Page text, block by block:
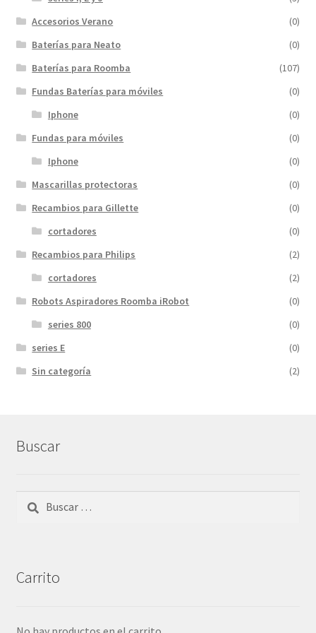
Accesorios Verano
(0)
Baterías para Neato
(0)
Baterías para Roomba
(107)
Fundas Baterías para móviles
(0)
Iphone
(0)
Fundas para móviles
(0)
Iphone
(0)
Mascarillas protectoras
(0)
Recambios para Gillette
(0)
cortadores
(0)
Recambios para Philips
(2)
cortadores
(2)
Robots Aspiradores Roomba iRobot
(0)
series 800
(0)
series E
(0)
Sin categoría
(2)
Buscar
Buscar:
Carrito